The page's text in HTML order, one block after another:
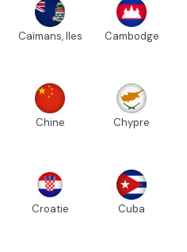
Caïmans, Iles Cambodge
Chine Chypre
Croatie Cuba